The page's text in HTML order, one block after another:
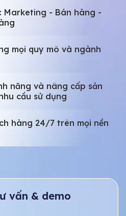
Marketing - Bán hàng -
mọi quy mô và ngành
năng và nâng cấp sản
cầu sử dụng
hàng 24/7 trên mọi nền
vấn & demo